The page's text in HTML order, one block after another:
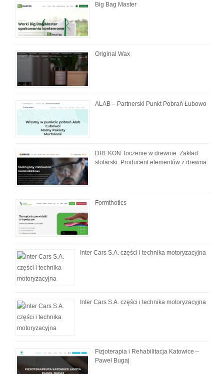
Big Bag Master
Original Wax
ALAB – Partnerski Punkt Pobrań Łubowo
DREKON Toczenie w drewnie. Zakład
stolarski. Producent elementów z drewna.
Formthotics
Inter Cars S.A. części i technika motoryzacyjna
Inter Cars S.A. części i technika motoryzacyjna
Fizjoterapia i Rehabilitacja Katowice –
Paweł Bugaj